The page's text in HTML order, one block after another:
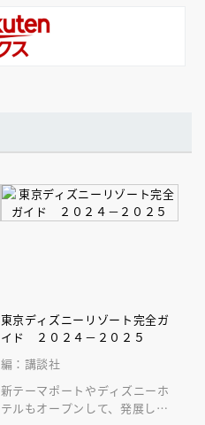
東京ディズニーリゾート完全ガ
イド ２０２４－２０２５
編：講談社
新テーマポートやディズニーホ
テルもオープンして、発展し続